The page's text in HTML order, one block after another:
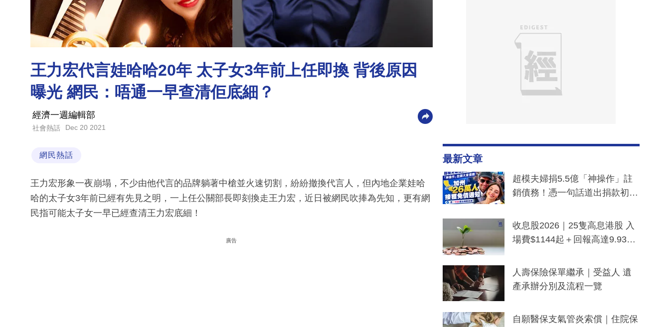
王力宏代言娃哈哈20年 太子女3年前上任即換 背後原因
曝光 網民：唔通一早查清佢底細？
經濟一週編輯部
社會熱話 Dec 20 2021
網民熱話
王力宏形象一夜崩塌，不少由他代言的品牌躺著中槍並火速切割，紛紛撤換代言人，但內地企業娃哈
哈的太子女3年前已經有先見之明，一上任公關部長即刻換走王力宏，近日被網民吹捧為先知，更有網
民指可能太子女一早已經查清王力宏底細！
廣告
最新文章
超模夫婦捐5.5億「神操作」註
銷債務！憑一句話道出捐款初
一度被誤當詐騙手段
收息股2026｜25隻高息港股 入
場費$1144起＋回報高達9.93
人壽保險保單繼承｜受益人 遺
產承辦分別及流程一覽
自願醫保支氣管炎索償｜住院保